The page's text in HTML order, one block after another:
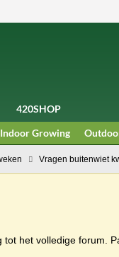
420SHOP
Indoor Growing
Vragen buitenwiet
tot het volledige forum.